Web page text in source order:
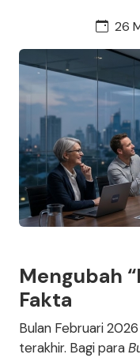
26
Mengubah
Fakta
Bulan Februari
terakhir. Bagi para